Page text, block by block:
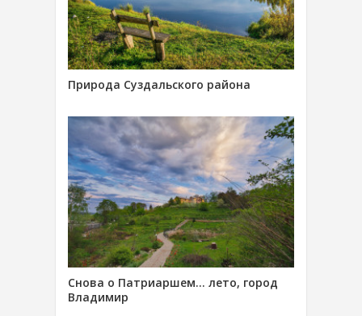
Природа Суздальского района
Снова о Патриаршем… лето, город
Владимир